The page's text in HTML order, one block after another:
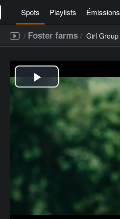
Spots Playlists Émissions
/ Foster farms/ Girl Group